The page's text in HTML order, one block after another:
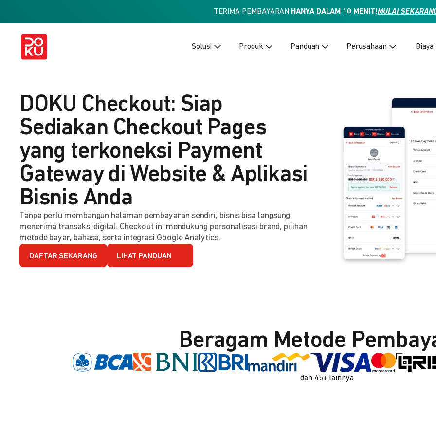
TERIMA PEMBAYARAN HANYA DALAM 10 MENIT!MULAI
Solusi Produk Panduan Perusahaan Biaya
DOKU Checkout: Siap
Sediakan Checkout Pages
yang terkoneksi Payment
Gateway di Website & Aplikasi
Bisnis Anda
Tanpa perlu membangun halaman pembayaran sendiri, bisnis bisa langsung
menerima transaksi digital. Checkout ini mendukung personalisasi brand, pilihan
metode bayar, bahasa, serta integrasi Google Analytics.
DAFTAR SEKARANG LIHAT PANDUAN
Beragam Metode
dan 45+ lainnya